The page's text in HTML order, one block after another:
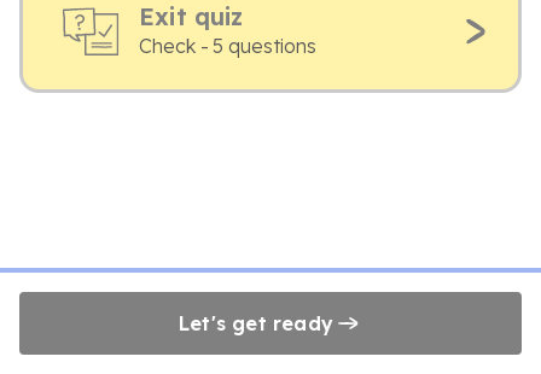
Exit quiz
Check - 5 questions
Let's get ready